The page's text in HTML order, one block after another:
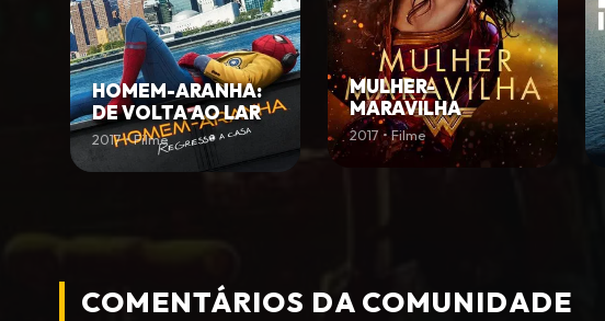
HOMEM-ARANHA:
DE VOLTA AO LAR
2017 • Filme
MULHER-
MARAVILHA
2017 • Filme
COMENTÁRIOS DA COMUNIDADE